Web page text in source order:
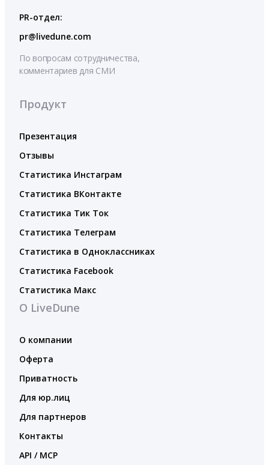
PR-отдел:
pr@livedune.com
По вопросам сотрудничества,
комментариев для СМИ
Продукт
Презентация
Отзывы
Статистика Инстаграм
Статистика ВКонтакте
Статистика Тик Ток
Статистика Телеграм
Статистика в Одноклассниках
Статистика Facebook
Статистика Макс
О LiveDune
О компании
Оферта
Приватность
Для юр.лиц
Для партнеров
Контакты
API / MCP